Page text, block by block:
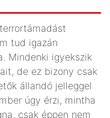
tud igazán
Mindenki igyekszik
de ez bizony csak
állandó jelleggel
úgy érzi, mintha
csak éppen nem